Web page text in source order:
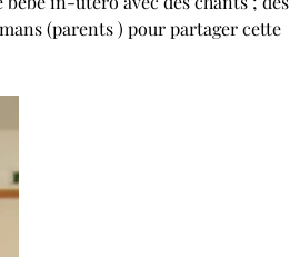
(parents ) pour partager cette